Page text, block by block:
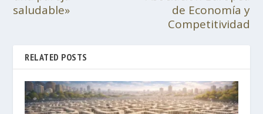
saludable»
de Economía y
Competitividad
RELATED POSTS